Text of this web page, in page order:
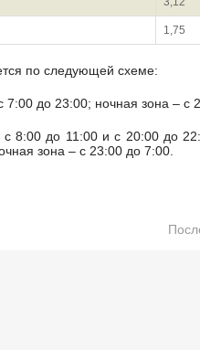
1,75
по следующей схеме:
7:00 до 23:00; ночная зона – с
зона – с 23:00 до 7:00.